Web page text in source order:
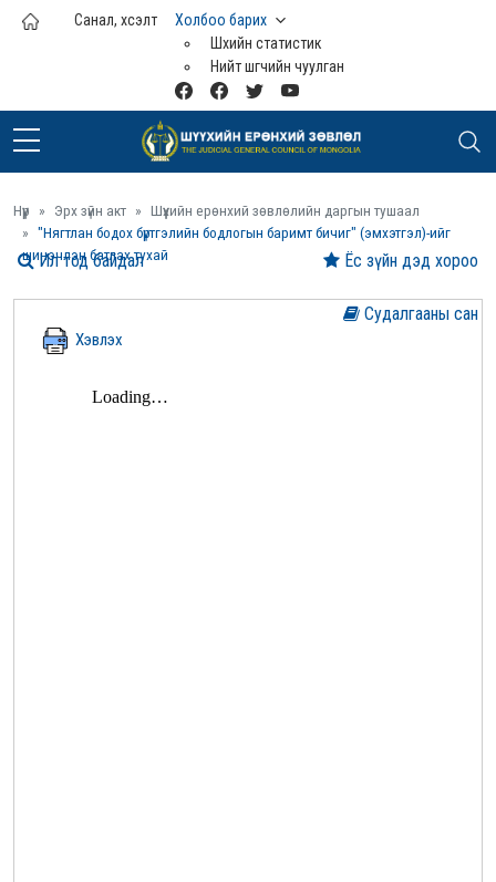
Үндсэн агуулга руу шилжих
Санал, хүсэлт
Холбоо барих
Шүүхийн статистик
Нийт шүүгчийн чуулган
Нүүр Эрх зүйн акт
Шүүхийн ерөнхий зөвлөлийн даргын тушаал
"Нягтлан бодох бүртгэлийн бодлогын баримт бичиг" (эмхэтгэл)-ийг
шинэчлэн батлах тухай
Хэвлэх
Судалгааны сан
Ёс зүйн дэд хороо
Ил тод байдал